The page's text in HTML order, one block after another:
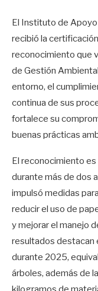
El Instituto de
recibió la
reconocimiento que
de Gestión
entorno, el
continua de sus
fortalece su
buenas prácticas
El reconocimiento
durante más de dos
impulsó medidas
reducir el uso de
y mejorar el manejo
resultados destacan
durante 2025,
árboles, además de